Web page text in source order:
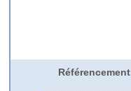
Référencement